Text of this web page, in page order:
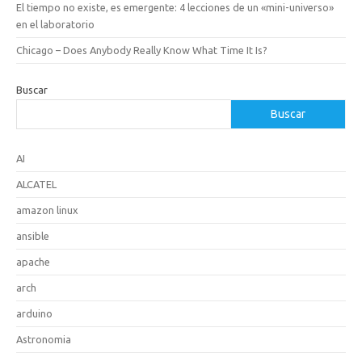
El tiempo no existe, es emergente: 4 lecciones de un «mini-universo»
en el laboratorio
Chicago – Does Anybody Really Know What Time It Is?
Buscar
Buscar
AI
ALCATEL
amazon linux
ansible
apache
arch
arduino
Astronomia